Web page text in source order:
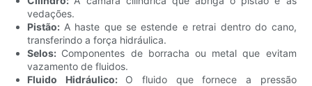
vedações.
Pistão: A haste que se estende e retrai dentro do cano,
transferindo a força hidráulica.
Selos: Componentes de borracha ou metal que evitam
vazamento de fluidos.
Fluido Hidráulico: O fluido que fornece a pressão